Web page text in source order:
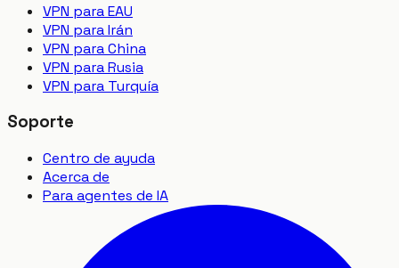
VPN para EAU
VPN para Irán
VPN para China
VPN para Rusia
VPN para Turquía
Soporte
Centro de ayuda
Acerca de
Para agentes de IA